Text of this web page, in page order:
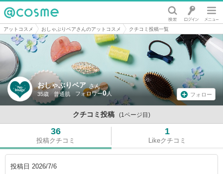
@cosme
アットコスメ おしゃぶりベアさんのアットコスメ クチコミ投稿一覧
おしゃぶりベア さん
35歳 普通肌 0 フォロー
クチコミ投稿 (1ページ目)
36
投稿クチコミ
1
Likeクチコミ
投稿日 2026/7/6